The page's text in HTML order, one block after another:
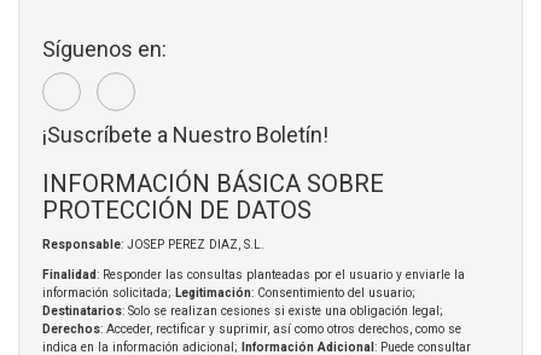
Síguenos en:
¡Suscríbete a Nuestro Boletín!
INFORMACIÓN BÁSICA SOBRE
PROTECCIÓN DE DATOS
Responsable: JOSEP PEREZ DIAZ, S.L.
Finalidad: Responder las consultas planteadas por el usuario y enviarle la
información solicitada; Legitimación: Consentimiento del usuario;
Destinatarios: Solo se realizan cesiones si existe una obligación legal;
Derechos: Acceder, rectificar y suprimir, así como otros derechos, como se
indica en la información adicional;
Información Adicional : Puede consultar